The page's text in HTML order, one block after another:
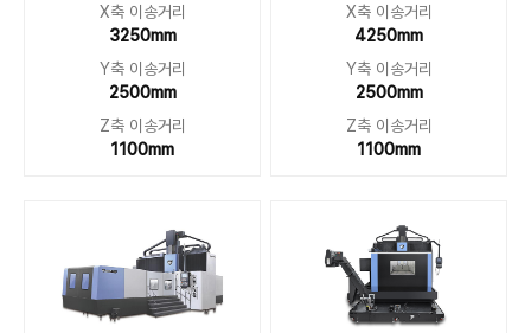
X축 이송거리
3250mm
Y축 이송거리
2500mm
Z축 이송거리
1100mm
X축 이송거리
4250mm
Y축 이송거리
2500mm
Z축 이송거리
1100mm